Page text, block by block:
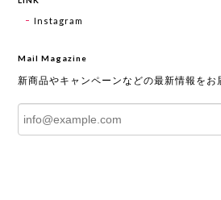
Instagram
Mail Magazine
新商品やキャンペーンなどの最新情報をお